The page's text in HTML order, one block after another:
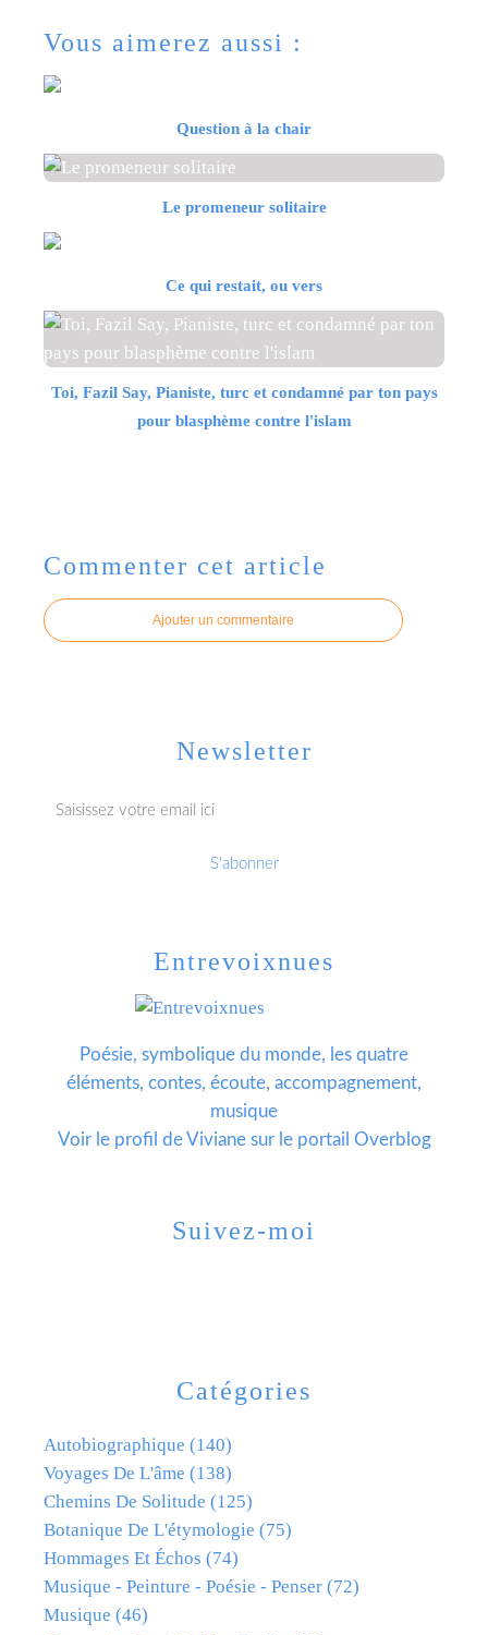
Vous aimerez aussi :
Question à la chair
Le promeneur solitaire
Ce qui restait, ou vers
Toi, Fazil Say, Pianiste, turc et condamné par ton pays
pour blasphème contre l'islam
Commenter cet article
Ajouter un commentaire
Newsletter
Catégories
Autobiographique (140)
Voyages De L'âme (138)
Chemins De Solitude (125)
Botanique De L'étymologie (75)
Hommages Et Échos (74)
Musique - Peinture - Poésie - Penser (72)
Musique (46)
Entrevoixnues
Poésie, symbolique du monde, les quatre
éléments, contes, écoute, accompagnement,
musique
Voir le profil deVivianesur le portail Overblog
Suivez-moi